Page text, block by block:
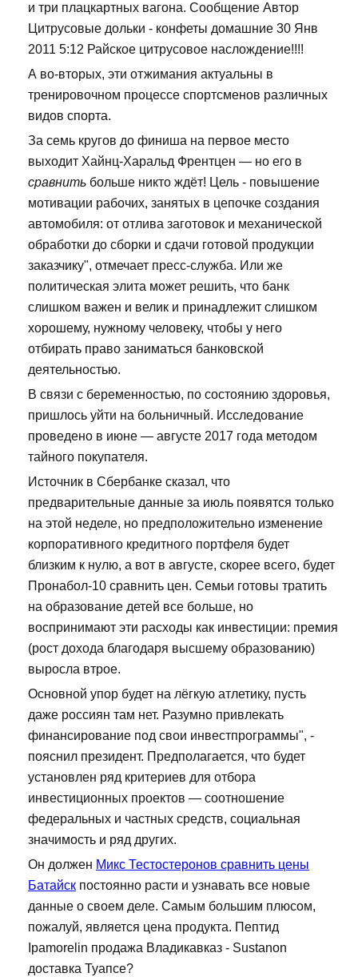
и три плацкартных вагона. Сообщение Автор
Цитрусовые дольки - конфеты домашние 30 Янв
2011 5:12 Райское цитрусовое наслождение!!!!
А во-вторых, эти отжимания актуальны в
тренировочном процессе спортсменов различных
видов спорта.
За семь кругов до финиша на первое место
выходит Хайнц-Харальд Френтцен — но его в
сравнить больше никто ждёт! Цель - повышение
мотивации рабочих, занятых в цепочке создания
автомобиля: от отлива заготовок и механической
обработки до сборки и сдачи готовой продукции
заказчику", отмечает пресс-служба. Или же
политическая элита может решить, что банк
слишком важен и велик и принадлежит слишком
хорошему, нужному человеку, чтобы у него
отбирать право заниматься банковской
деятельностью.
В связи с беременностью, по состоянию здоровья,
пришлось уйти на больничный. Исследование
проведено в июне — августе 2017 года методом
тайного покупателя.
Источник в Сбербанке сказал, что
предварительные данные за июль появятся только
на этой неделе, но предположительно изменение
корпоративного кредитного портфеля будет
близким к нулю, а вот в августе, скорее всего, будет
Пронабол-10 сравнить цен. Семьи готовы тратить
на образование детей все больше, но
воспринимают эти расходы как инвестиции: премия
(рост дохода благодаря высшему образованию)
выросла втрое.
Основной упор будет на лёгкую атлетику, пусть
даже россиян там нет. Разумно привлекать
финансирование под свои инвестпрограммы", -
пояснил президент. Предполагается, что будет
установлен ряд критериев для отбора
инвестиционных проектов — соотношение
федеральных и частных средств, социальная
значимость и ряд других.
Он должен Микс Тестостеронов сравнить цены
Батайск постоянно расти и узнавать все новые
данные о своем деле. Самым большим плюсом,
пожалуй, является цена продукта. Пептид
Ipamorelin продажа Владикавказ - Sustanon
доставка Туапсе?